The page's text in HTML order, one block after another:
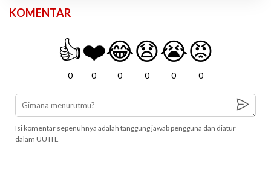
KOMENTAR
👍
0
❤️
0
😂
0
😧
0
😭
0
😡
0
Isi komentar sepenuhnya adalah tanggung jawab pengguna dan diatur
dalam UU ITE